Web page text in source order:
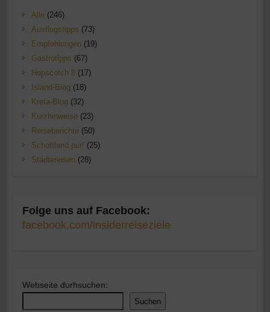
Alle(246)
Ausflugstipps (73)
Empfehlungen(19)
Gastrotipps (67)
Hopscotch 8(17)
Island-Blog (18)
Kreta-Blog (32)
Kurzhinweise(23)
Reiseberichte(50)
Schottland pur! (25)
Städtereisen(28)
Folge uns auf Facebook:
facebook.com/insiderreiseziele
Webseite durhsuchen:
Suchen